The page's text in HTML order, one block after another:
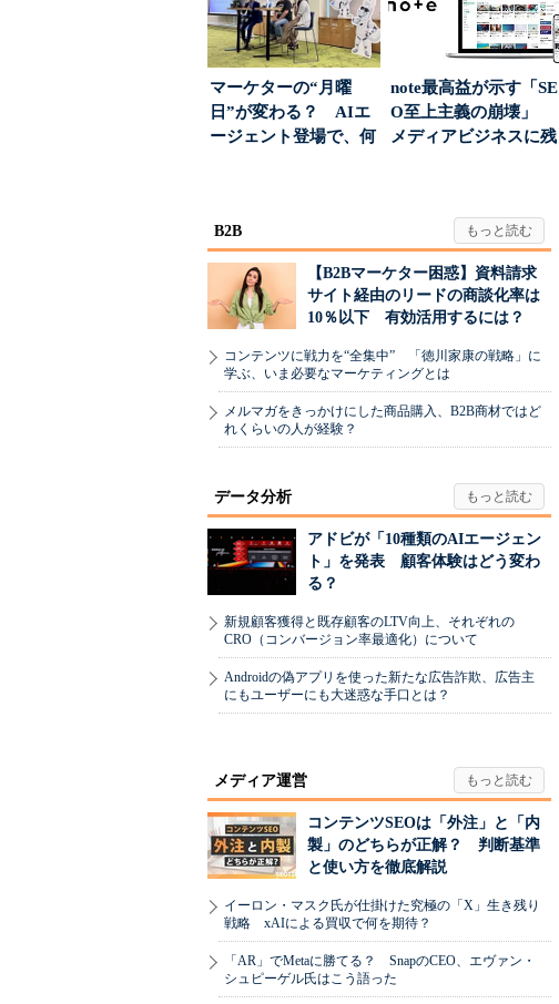
マーケターの“月曜
日”が変わる？ AIエ
ージェント登場で、何
note最高益が示す「SE
O至上主義の崩壊」
メディアビジネスに残
B2B
【B2Bマーケター困惑】資料請求
サイト経由のリードの商談化率は
10％以下 有効活用するには？
コンテンツに戦力を“全集中” 「徳川家康の戦略」に
学ぶ、いま必要なマーケティングとは
メルマガをきっかけにした商品購入、B2B商材ではど
れくらいの人が経験？
データ分析
アドビが「10種類のAIエージェン
ト」を発表 顧客体験はどう変わ
る？
新規顧客獲得と既存顧客のLTV向上、それぞれの
CRO（コンバージョン率最適化）について
Androidの偽アプリを使った新たな広告詐欺、広告主
にもユーザーにも大迷惑な手口とは？
メディア運営
コンテンツSEOは「外注」と「内
製」のどちらが正解？ 判断基準
と使い方を徹底解説
イーロン・マスク氏が仕掛けた究極の「X」生き残り
戦略 xAIによる買収で何を期待？
「AR」でMetaに勝てる？ SnapのCEO、エヴァン・
シュピーゲル氏はこう語った